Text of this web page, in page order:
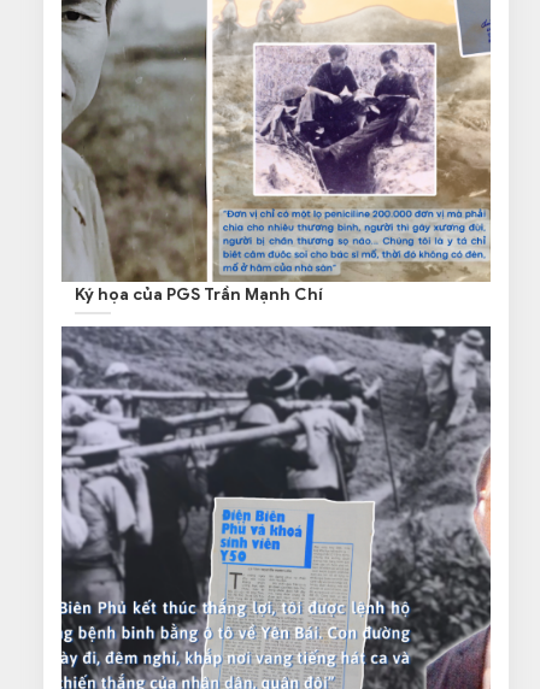
Ký họa của PGS Trần Mạnh Chí